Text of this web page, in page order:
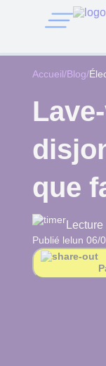
Accueil/Blog/
que
Publié lelun 06/